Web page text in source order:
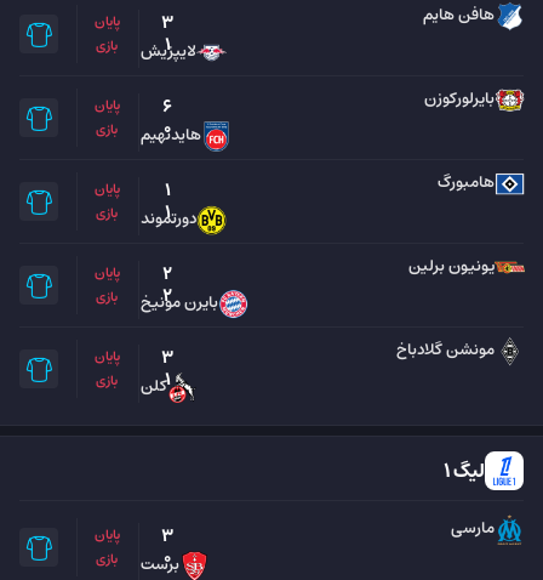
پایان
بازی
هافن هایم 3
1
لایپزیش
پایان
بازی
بایرلورکوزن 6
0
هایدنهیم
پایان
بازی
هامبورگ 1
1
دورتموند
پایان
بازی
یونیون برلین 2
2
بایرن مونیخ
پایان
بازی
مونشن گلادباخ 3
1کلن
لیگ 1
پایان
بازی
مارسی 3
0
برست